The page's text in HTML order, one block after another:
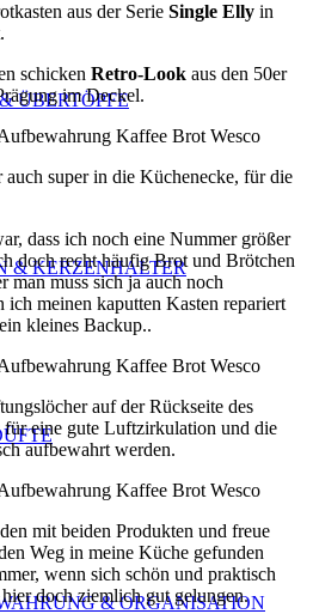
ÜBERTÖPFE
& KERZENHALTER
& ORGANISATION
aus der Serie Single Elly in
schicken Retro-Look aus den 50er
im Deckel.
super in die Küchenecke, für die
dass ich noch eine Nummer größer
doch recht häufig Brot und Brötchen
man muss sich ja auch noch
meinen kaputten Kasten repariert
kleines Backup..
auf der Rückseite des
für eine gute Luftzirkulation und die
aufbewahrt werden.
mit beiden Produkten und freue
Weg in meine Küche gefunden
wenn sich schön und praktisch
doch ziemlich gut gelungen.